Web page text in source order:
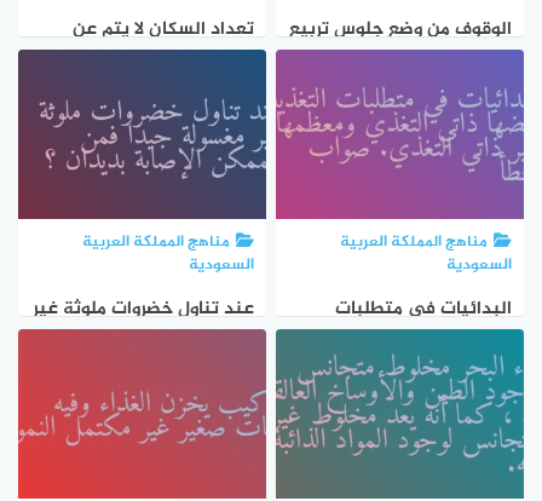
الوقوف من وضع جلوس تربيع
غير الانتقالية صواب خطأ
تعداد السكان لا يتم عن
غير محدد بالجمع الميداني
للمعلومات
مناهج المملكة العربية
السعودية
البدائيات في متطلبات
التغذية بعضها ذاتي التغذي
ومعظمها غير ذاتي التغذي.
صواب خطأ
مناهج المملكة العربية
السعودية
عند تناول خضروات ملوثة غير
الإصابة بديدان ؟